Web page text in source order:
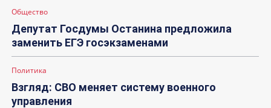
Общество
Депутат Госдумы Останина предложила
заменить ЕГЭ госэкзаменами
Политика
Взгляд: СВО меняет систему военного
управления